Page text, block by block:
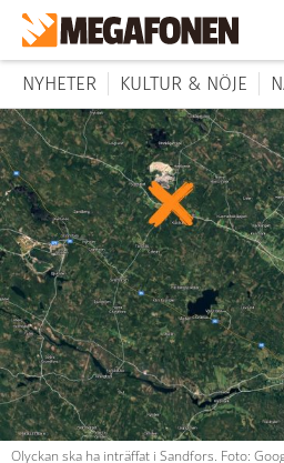
NYHETER KULTUR & NÖJE
Olyckan ska ha inträffat i Sandfors. Foto: